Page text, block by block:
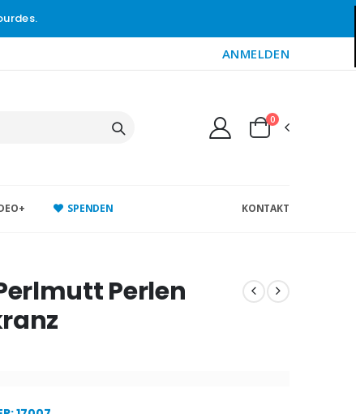
ANMELDEN
0
SPENDEN KONTAKT
Perlen